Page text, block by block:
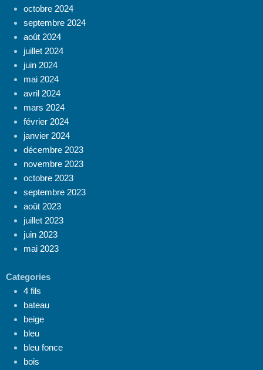
octobre 2024
septembre 2024
août 2024
juillet 2024
juin 2024
mai 2024
avril 2024
mars 2024
février 2024
janvier 2024
décembre 2023
novembre 2023
octobre 2023
septembre 2023
août 2023
juillet 2023
juin 2023
mai 2023
Categories
4 fils
bateau
beige
bleu
bleu fonce
bois